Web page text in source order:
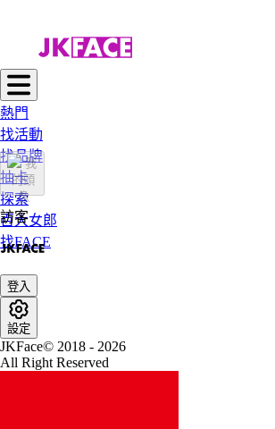
熱門
找活動
找品牌
抽卡
探索
百大女郎
找FACE
訪客
登入
設定
JKFace© 2018 - 2026
All Right Reserved